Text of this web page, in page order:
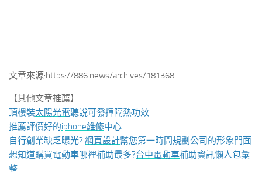
文章來源:https://886.news/archives/181368
【其他文章推薦】
頂樓裝太陽光電聽說可發揮隔熱功效
推薦評價好的iphone維修中心
自行創業缺乏曝光? 網頁設計幫您第一時間規劃公司的形象門面
想知道購買電動車哪裡補助最多?台中電動車補助資訊懶人包彙
整